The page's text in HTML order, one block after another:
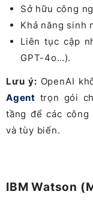
Sở hữu công
Khả năng sinh
Liên tục cập
GPT-4o…).
Lưu ý: OpenAI
Agent trọn gói
tầng để các
và tùy biến.
IBM Watson